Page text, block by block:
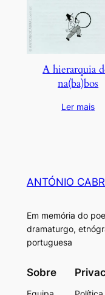
A hierarquia
na(ba)bos
Ler mais
ANTÓNIO
Em memória do
dramaturgo,
portuguesa
Sobre